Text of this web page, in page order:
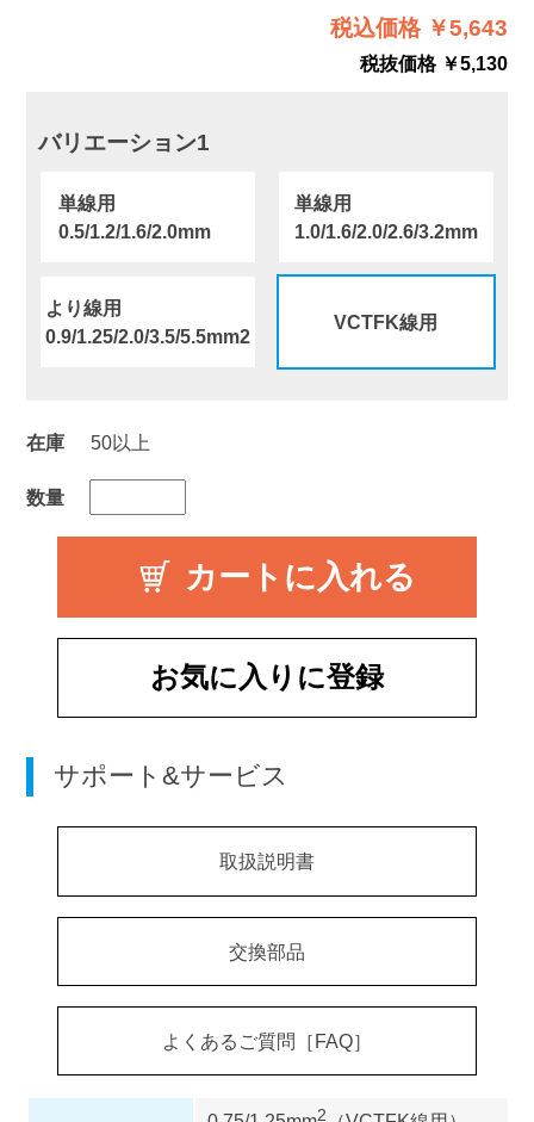
税込価格 ￥5,643
税抜価格 ￥5,130
バリエーション1
単線用
0.5/1.2/1.6/2.0mm
単線用
1.0/1.6/2.0/2.6/3.2mm
より線用
0.9/1.25/2.0/3.5/5.5mm2
VCTFK線用
在庫 50以上
数量
お気に入りに登録
サポート&サービス
取扱説明書
交換部品
よくあるご質問［FAQ］
2